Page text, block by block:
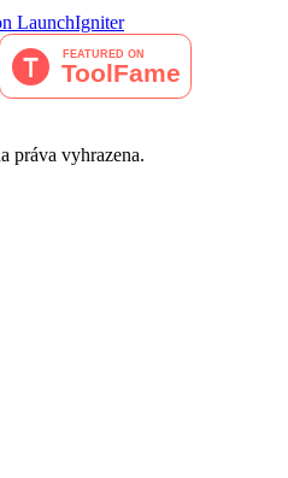
práva vyhrazena.